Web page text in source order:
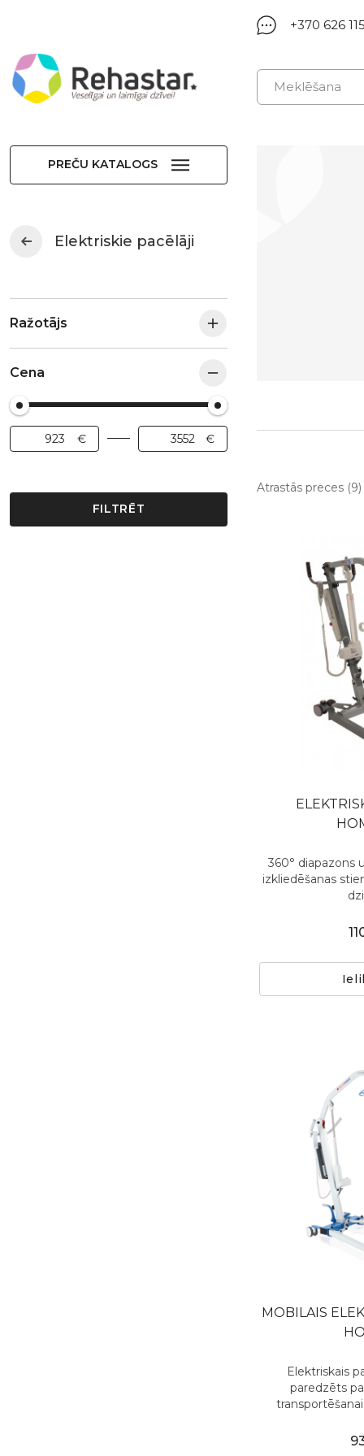
+370 626
PREČU KATALOGS
Elektriskie pacēlāji
Ražotājs
Cena
FILTRĒT
Atrastās preces (9)
360° diapazons
izkliedēšanas
MOBILAIS
Elektriskais
paredzēts